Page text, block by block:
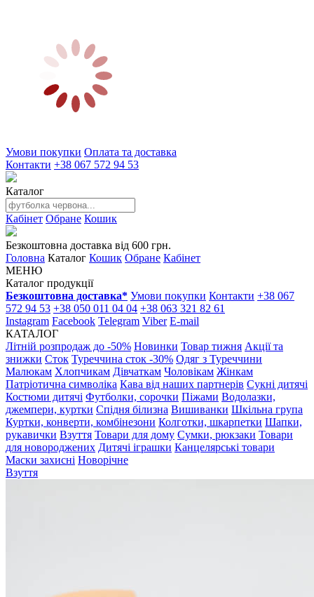
Умови покупки Оплата та доставка
Контакти +38 067 572 94 53
Каталог
Кабінет Обране Кошик
Безкоштовна доставка від 600 грн.
Головна Каталог Кошик Обране Кабінет
МЕНЮ
Каталог продукції
Безкоштовна доставка* Умови покупки Контакти +38 067
572 94 53 +38 050 011 04 04 +38 063 321 82 61
Instagram Facebook Telegram Viber E-mail
КАТАЛОГ
Літній розпродаж до -50% Новинки Товар тижня Акції та
знижки Сток Туреччина сток -30% Одяг з Туреччини
Малюкам Хлопчикам Дівчаткам Чоловікам Жінкам
Патріотична символіка Кава від наших партнерів Сукні дитячі
Костюми дитячі Футболки, сорочки Піжами Водолазки,
джемпери, куртки Спідня білизна Вишиванки Шкільна група
Куртки, конверти, комбінезони Колготки, шкарпетки Шапки,
рукавички Взуття Товари для дому Сумки, рюкзаки Товари
для новороджених Дитячі іграшки Канцелярські товари
Маски захисні Новорічне
Взуття